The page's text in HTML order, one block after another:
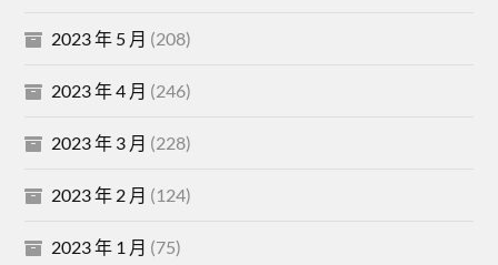
2023 年 5 月 (208)
2023 年 4 月 (246)
2023 年 3 月 (228)
2023 年 2 月 (124)
2023 年 1 月 (75)